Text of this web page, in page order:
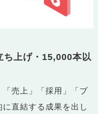
ち上げ・15,000本以
売上」「採用」「ブ
直結する成果を出し